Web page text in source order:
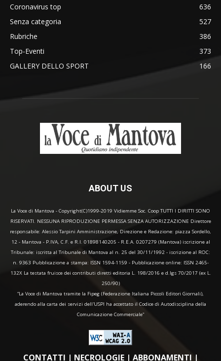
Coronavirus top
636
Senza categoria
527
Rubriche
386
Top-Eventi
373
GALLERY DELLO SPORT
166
ABOUT US
La Voce di Mantova - Copyright(C)1999-2019 Vidiemme Soc. Coop TUTTI I DIRITTI SONO
RISERVATI. NESSUNA RIPRODUZIONE PERMESSA SENZA AUTORIZZAZIONE Direttore
responsabile: Alessio Tarpini Amministrazione, Direzione e Redazione: piazza Sordello,
12 - Mantova - P.IVA, C.F. e R.I. 01898140205 - R.E.A. 0207279 (Mantova) iscrizione al
Tribunale: iscritta al Tribunale di Mantova al n. 25 del 30/11/1992 - iscrizione al ROC:
n. 9363 Pubblicazione a stampa: ISSN 1594-1159 - Pubblicazione online: ISSN 2465-
132X La testata fruisce dei contributi diretti editoria L. 198/2016 e d.lgs 70/2017 (ex L.
250/90)
“La Voce di Mantova tramite la Fipeg (Federazione Italiana Piccoli Editori Giornali),
aderendo alla carta dei servizi dell'USPI ha accettato il Codice di Autodisciplina della
Comunicazione Commerciale"
CONTATTI | NECROLOGIE| ABBONAMENTI |